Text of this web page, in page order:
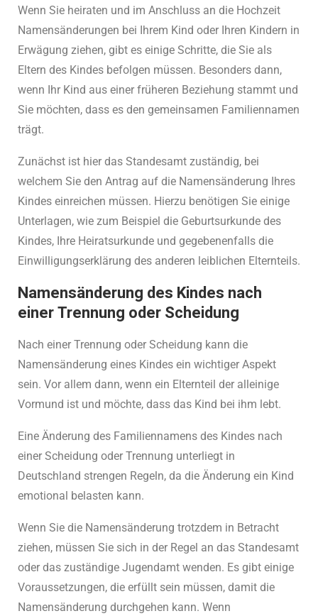
Wenn Sie heiraten und im Anschluss an die Hochzeit
Namensänderungen bei Ihrem Kind oder Ihren Kindern in
Erwägung ziehen, gibt es einige Schritte, die Sie als
Eltern des Kindes befolgen müssen. Besonders dann,
wenn Ihr Kind aus einer früheren Beziehung stammt und
Sie möchten, dass es den gemeinsamen Familiennamen
trägt.
Zunächst ist hier das Standesamt zuständig, bei
welchem Sie den Antrag auf die Namensänderung Ihres
Kindes einreichen müssen. Hierzu benötigen Sie einige
Unterlagen, wie zum Beispiel die Geburtsurkunde des
Kindes, Ihre Heiratsurkunde und gegebenenfalls die
Einwilligungserklärung des anderen leiblichen Elternteils.
Namensänderung des Kindes nach
einer Trennung oder Scheidung
Nach einer Trennung oder Scheidung kann die
Namensänderung eines Kindes ein wichtiger Aspekt
sein. Vor allem dann, wenn ein Elternteil der alleinige
Vormund ist und möchte, dass das Kind bei ihm lebt.
Eine Änderung des Familiennamens des Kindes nach
einer Scheidung oder Trennung unterliegt in
Deutschland strengen Regeln, da die Änderung ein Kind
emotional belasten kann.
Wenn Sie die Namensänderung trotzdem in Betracht
ziehen, müssen Sie sich in der Regel an das Standesamt
oder das zuständige Jugendamt wenden. Es gibt einige
Voraussetzungen, die erfüllt sein müssen, damit die
Namensänderung durchgehen kann. Wenn